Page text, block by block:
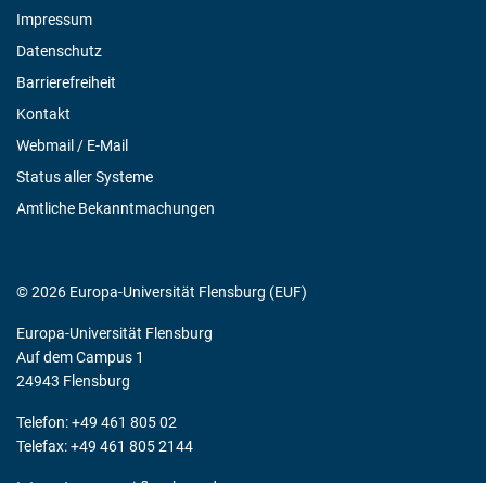
Impressum
Datenschutz
Barrierefreiheit
Kontakt
Webmail / E-Mail
Status aller Systeme
Amtliche Bekanntmachungen
© 2026 Europa-Universität Flensburg (EUF)
Europa-Universität Flensburg
Auf dem Campus 1
24943 Flensburg
Telefon: +49 461 805 02
Telefax: +49 461 805 2144